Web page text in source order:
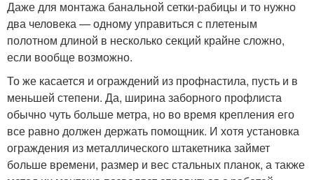
Даже для монтажа банальной сетки-рабицы и то нужно
два человека — одному управиться с плетеным
полотном длиной в несколько секций крайне сложно,
если вообще возможно.
То же касается и ограждений из профнастила, пусть и в
меньшей степени. Да, ширина заборного профлиста
обычно чуть больше метра, но во время крепления его
все равно должен держать помощник. И хотя установка
ограждения из металлического штакетника займет
больше времени, размер и вес стальных планок, а также